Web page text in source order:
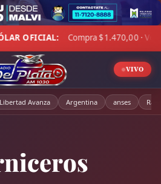
$1.470,00 · Venta $1.521,00 ◆
VIVO
Avanza Argentina anses